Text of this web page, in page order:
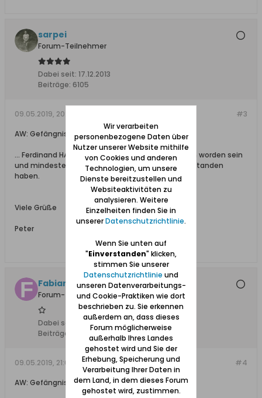
sarpei
Forum-Teilnehmer
Dabei seit: 17.12.2013
Beiträge: 6105
#3
09.05.2019, 20:46
AW: Gefängnis/ Gericht in Tiegenhof
... Ferdinand HARWARDT soll am 25.02.1879 geboren worden sein
und mindestens seit dem 01.04.1920 in Dienst gestanden
haben.
Viele Grüße
Peter
Fabian
Forum-Teilnehmer
Dabei seit:
22.10.2018
Beiträge:
#4
09.05.2019, 21:05
AW: Gefängnis/ Gericht in Tiegenhof
Wir verarbeiten
personenbezogene Daten über
Nutzer unserer Website mithilfe
von Cookies und anderen
Technologien, um unsere
Dienste bereitzustellen und
Websiteaktivitäten zu
analysieren. Weitere
Einzelheiten finden Sie in
unsererDatenschutzrichtlinie.
Wenn Sie unten auf
"Einverstanden" klicken,
stimmen Sie unserer
Datenschutzrichtlinie und
unseren Datenverarbeitungs-
und Cookie-Praktiken wie dort
beschrieben zu. Sie erkennen
außerdem an, dass dieses
Forum möglicherweise
außerhalb Ihres Landes
gehostet wird und Sie der
Erhebung, Speicherung und
Verarbeitung Ihrer Daten in
dem Land, in dem dieses Forum
gehostet wird, zustimmen.